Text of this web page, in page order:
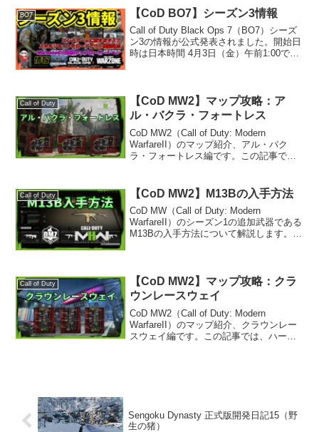
す。初心者の方から上級者の方ま...
BO7 【CoD BO7】シーズン3情報
Call of Duty Black Ops 7（BO7）シーズ
ン3の情報が公式発表されました。開始日
時は日本時間 4月3日（金）午前1:00で
Call of Duty
【CoD MW2】マップ攻略：ア
ル・バクラ・フォートレス
CoD MW2（Call of Duty: Modern
WarfareII）のマップ紹介、アル・バク
ラ・フォートレス編です。この記事で
紹介します。基本情報このマップは...
Call of Duty 【CoD MW2】M13Bの入手方法
CoD MW（Call of Duty: Modern
WarfareII）のシーズン1の追加武器である
M13Bの入手方法について解説します。そ
Call of Duty
【CoD MW2】マップ攻略：クラ
ウンレースウェイ
CoD MW2（Call of Duty: Modern
WarfareII）のマップ紹介、クラウンレー
スウェイ編です。この記事では、ハード
Sengoku Dynasty 正式版開発日記15（野
生の猪）